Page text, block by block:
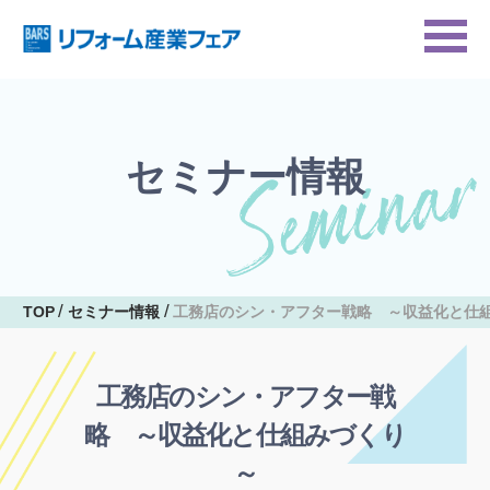
セミナー情報
TOP セミナー情報 工務店のシン・アフター戦略 ～収益化と仕
工務店のシン・アフター戦
略 ～収益化と仕組みづくり
～